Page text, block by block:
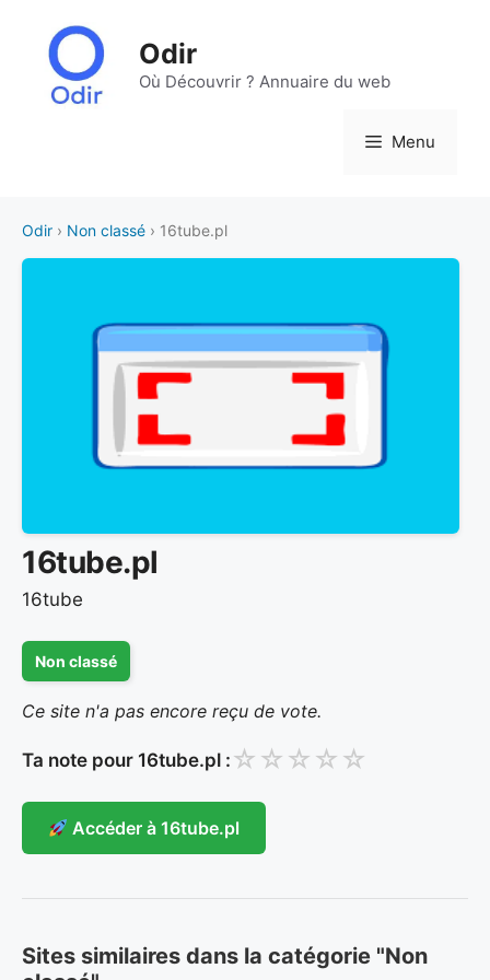
contenu
Odir
Où Découvrir ? Annuaire du web
Menu
Odir › Non classé › 16tube.pl
16tube.pl
16tube
Non classé
Ce site n'a pas encore reçu de vote.
Ta note pour 16tube.pl : ☆ ☆ ☆ ☆ ☆
Accéder à 16tube.pl
Sites similaires dans la catégorie "Non